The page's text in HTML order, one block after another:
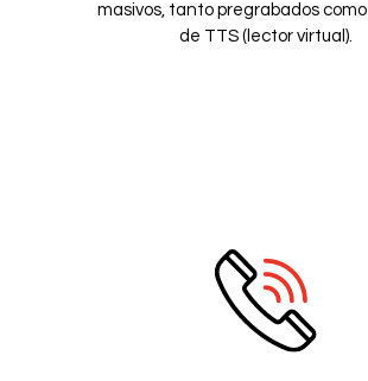
masivos, tanto pregrabados
de TTS (lector virtual).